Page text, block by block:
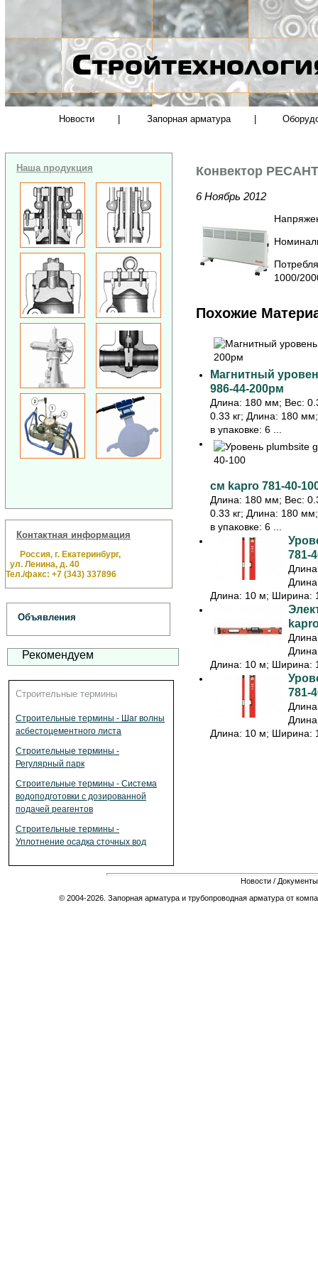
Новости Запорная арматура
Наша продукция
Контактная информация
Россия, г. Екатеринбург,
ул. Ленина, д. 40
Тел./факс: +7 (343) 337896
Объявления
Рекомендуем
Строительные термины
Строительные термины - Шаг волны
асбестоцементного листа
Строительные термины -
Регулярный парк
Строительные термины - Система
водоподготовки с дозированной
подачей реагентов
Строительные термины -
Уплотнение осадка сточных вод
Конвектор
6 Ноябрь 2012
1000/
Похожие
Магнитный
986-44-200рм
Длина: 180 мм; Вес:
0.33 кг; Длина: 180
в упаковке: 6 ...
см kapro 781-40-
Длина: 180 мм; Вес:
0.33 кг; Длина: 180
в упаковке: 6 ...
781-
Длина: 10 м; Ширина:
Длина: 10 м; Ширина:
781-
Длина: 10 м; Ширина:
Новости / Документы
© 2004-2026. Запорная арматура и трубопроводная арматура от